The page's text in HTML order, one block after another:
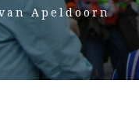
Apeldoorn